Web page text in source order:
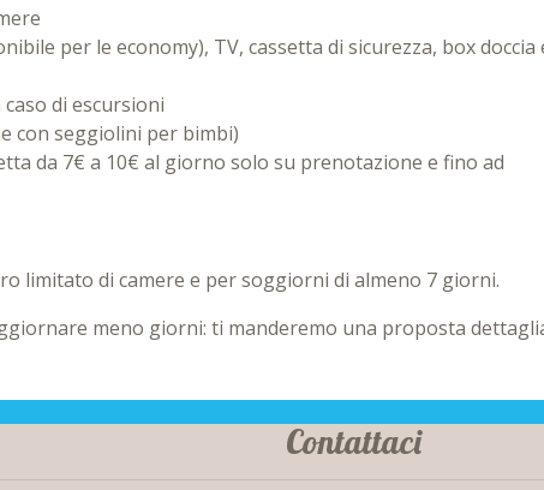
per le economy), TV, cassetta di sicurezza, box doccia
di escursioni
con seggiolini per bimbi)
da 7€ a 10€ al giorno solo su prenotazione e fino ad
limitato di camere e per soggiorni di almeno 7 giorni.
meno giorni: ti manderemo una proposta
Contattaci